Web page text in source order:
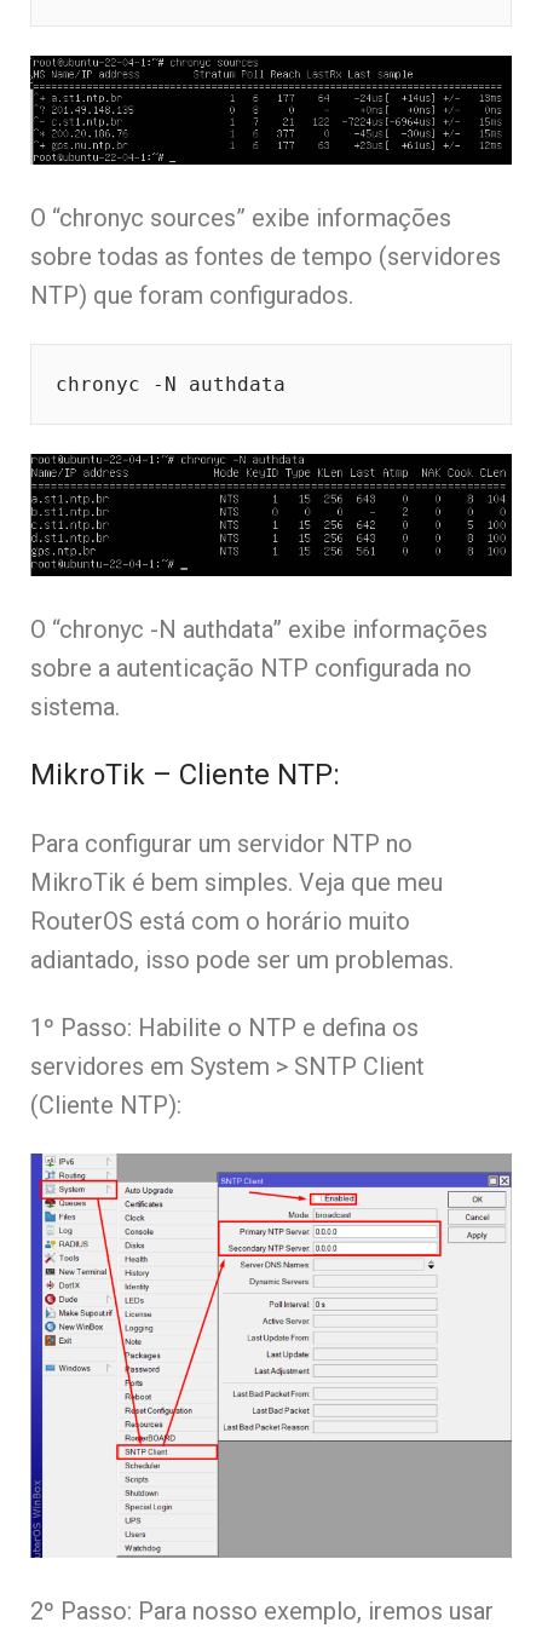
O “chronyc sources” exibe informações
sobre todas as fontes de tempo (servidores
NTP) que foram configurados.
chronyc -N authdata
O “chronyc -N authdata” exibe informações
sobre a autenticação NTP configurada no
sistema.
MikroTik – Cliente NTP:
Para configurar um servidor NTP no
MikroTik é bem simples. Veja que meu
RouterOS está com o horário muito
adiantado, isso pode ser um problemas.
1º Passo: Habilite o NTP e defina os
servidores em System > SNTP Client
(Cliente NTP):
2º Passo: Para nosso exemplo, iremos usar